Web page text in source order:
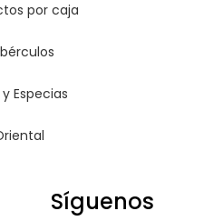
por caja
Especias
Síguenos